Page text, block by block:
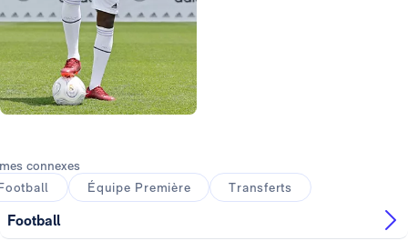
connexes
Équipe Première Transferts
Football